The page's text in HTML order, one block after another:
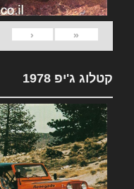
«
‹
קטלוג ג'יפ 1978